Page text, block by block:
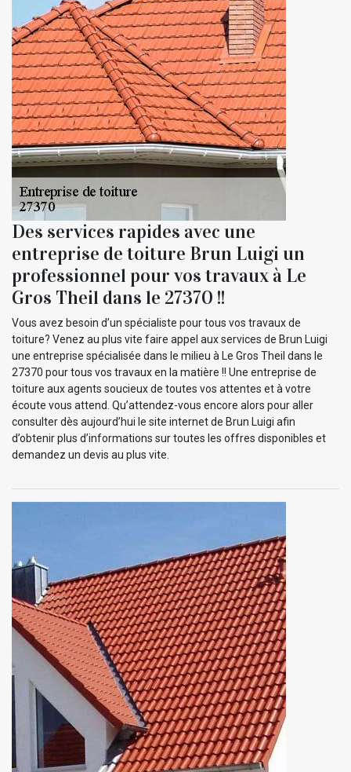
Des services rapides avec une
entreprise de toiture Brun Luigi un
professionnel pour vos travaux à Le
Gros Theil dans le 27370 !!
Vous avez besoin d’un spécialiste pour tous vos travaux de
toiture? Venez au plus vite faire appel aux services de Brun Luigi
une entreprise spécialisée dans le milieu à Le Gros Theil dans le
27370 pour tous vos travaux en la matière !! Une entreprise de
toiture aux agents soucieux de toutes vos attentes et à votre
écoute vous attend. Qu’attendez-vous encore alors pour aller
consulter dès aujourd’hui le site internet de Brun Luigi afin
d’obtenir plus d’informations sur toutes les offres disponibles et
demandez un devis au plus vite.